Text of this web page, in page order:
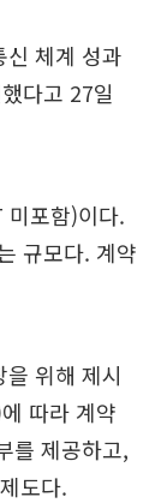
신 체계 성과
다고 27일
미포함)이다.
규모다. 계약
위해 제시
따라 계약
를 제공하고,
도다.